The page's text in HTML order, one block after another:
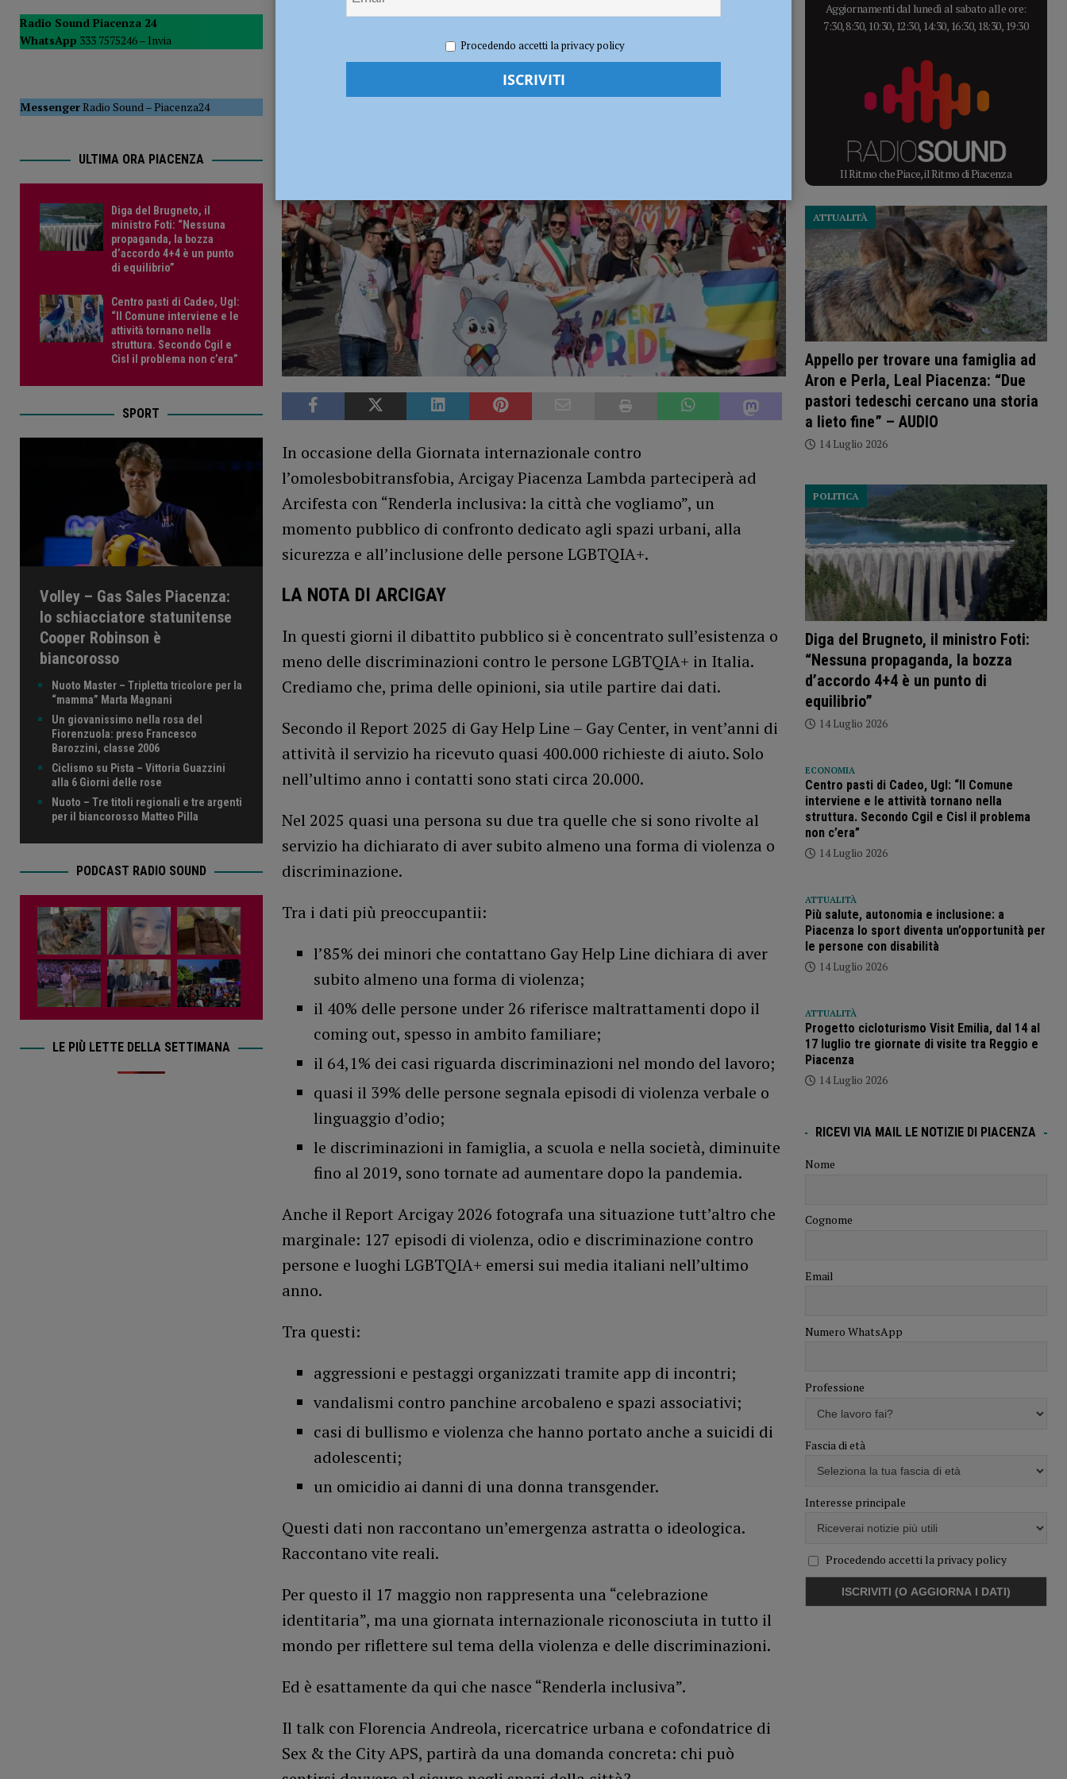
[ 14 Luglio 2026 ] Progetto cicloturismo Visit Emilia, dal 14 al 17 luglio tre giornate di visite tra Reggio e Piacenza ATTUALITÀ
[ 14 Luglio 2026 ] Piano di marketing territoriale, Papamarenghi: “La giunta sa dei rapporti tra il direttore generale e il soggetto
Redazione FG Attualità
In occasione della Giornata internazionale contro
l’omolesbobitransfobia, Arcigay Piacenza Lambda parteciperà ad
Arcifesta con “Renderla inclusiva: la città che vogliamo”, un
momento pubblico di confronto dedicato agli spazi urbani, alla
sicurezza e all’inclusione delle persone LGBTQIA+.
LA NOTA DI ARCIGAY
In questi giorni il dibattito pubblico si è concentrato sull’esistenza o
meno delle discriminazioni contro le persone LGBTQIA+ in Italia.
Crediamo che, prima delle opinioni, sia utile partire dai dati.
Secondo il Report 2025 di Gay Help Line – Gay Center, in vent’anni di
attività il servizio ha ricevuto quasi 400.000 richieste di aiuto. Solo
nell’ultimo anno i contatti sono stati circa 20.000.
Nel 2025 quasi una persona su due tra quelle che si sono rivolte al
servizio ha dichiarato di aver subito almeno una forma di violenza o
discriminazione.
Tra i dati più preoccupantii:
l’85% dei minori che contattano Gay Help Line dichiara di aver
subito almeno una forma di violenza;
il 40% delle persone under 26 riferisce maltrattamenti dopo il
coming out, spesso in ambito familiare;
il 64,1% dei casi riguarda discriminazioni nel mondo del lavoro;
quasi il 39% delle persone segnala episodi di violenza verbale o
linguaggio d’odio;
le discriminazioni in famiglia, a scuola e nella società, diminuite
fino al 2019, sono tornate ad aumentare dopo la pandemia.
Anche il Report Arcigay 2026 fotografa una situazione tutt’altro che
marginale: 127 episodi di violenza, odio e discriminazione contro
persone e luoghi LGBTQIA+ emersi sui media italiani nell’ultimo
anno.
Tra questi:
aggressioni e pestaggi organizzati tramite app di incontri;
vandalismi contro panchine arcobaleno e spazi associativi;
casi di bullismo e violenza che hanno portato anche a suicidi di
adolescenti;
un omicidio ai danni di una donna transgender.
Questi dati non raccontano un’emergenza astratta o ideologica.
Raccontano vite reali.
Per questo il 17 maggio non rappresenta una “celebrazione
identitaria”, ma una giornata internazionale riconosciuta in tutto il
mondo per riflettere sul tema della violenza e delle discriminazioni.
Ed è esattamente da qui che nasce “Renderla inclusiva”.
Il talk con Florencia Andreola, ricercatrice urbana e cofondatrice di
Sex & the City APS, partirà da una domanda concreta: chi può
Radio Sound Piacenza 24
WhatsApp 333 7575246 – Invia
MessengerRadio Sound–Piacenza24
ULTIMA ORA PIACENZA
Diga del Brugneto, il
ministro Foti: “Nessuna
propaganda, la bozza
d’accordo 4+4 è un punto
di equilibrio”
Centro pasti di Cadeo, Ugl:
“Il Comune interviene e le
attività tornano nella
struttura. Secondo Cgil e
Cisl il problema non c’era”
SPORT
Volley – Gas Sales Piacenza:
lo schiacciatore statunitense
Cooper Robinson è
biancorosso
Nuoto Master – Tripletta tricolore per la
“mamma” Marta Magnani
Un giovanissimo nella rosa del
Fiorenzuola: preso Francesco
Barozzini, classe 2006
Ciclismo su Pista – Vittoria Guazzini
alla 6 Giorni delle rose
Nuoto – Tre titoli regionali e tre argenti
per il biancorosso Matteo Pilla
PODCAST RADIO SOUND
LE PIÙ LETTE DELLA SETTIMANA
Aggiornamenti dal lunedì al sabato alle ore:
7:30, 8:30, 10:30, 12:30, 14:30, 16:30, 18:30, 19:30
Il Ritmo che Piace, il Ritmo di Piacenza
Appello per trovare una famiglia ad
Aron e Perla, Leal Piacenza: “Due
pastori tedeschi cercano una storia
a lieto fine” – AUDIO
ATTUALITÀ
14 Luglio 2026
Diga del Brugneto, il ministro Foti:
“Nessuna propaganda, la bozza
d’accordo 4+4 è un punto di
equilibrio”
POLITICA
14 Luglio 2026
ECONOMIA
Centro pasti di Cadeo, Ugl: “Il Comune
interviene e le attività tornano nella
struttura. Secondo Cgil e Cisl il problema
non c’era”
14 Luglio 2026
ATTUALITÀ
Più salute, autonomia e inclusione: a
Piacenza lo sport diventa un’opportunità per
le persone con disabilità
14 Luglio 2026
ATTUALITÀ
Progetto cicloturismo Visit Emilia, dal 14 al
17 luglio tre giornate di visite tra Reggio e
Piacenza
14 Luglio 2026
RICEVI VIA MAIL LE NOTIZIE DI PIACENZA
Nome
Cognome
Email
Numero WhatsApp
Professione
Fascia di età
Interesse principale
Procedendo accetti la privacy policy
Procedendo accetti la privacy policy